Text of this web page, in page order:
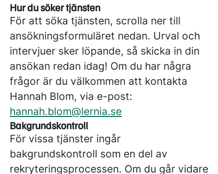
Hur du söker tjänsten
För att söka tjänsten, scrolla ner till
ansökningsformuläret nedan. Urval och
intervjuer sker löpande, så skicka in din
ansökan redan idag! Om du har några
frågor är du välkommen att kontakta
Hannah Blom, via e-post:
hannah.blom@lernia.se
Bakgrundskontroll
För vissa tjänster ingår
bakgrundskontroll som en del av
rekryteringsprocessen. Om du går vidare